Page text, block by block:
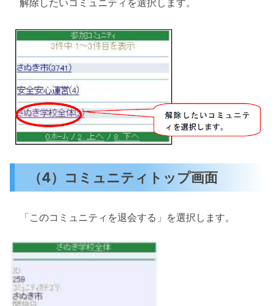
解除したいコミュニティを選択します。
（4）コミュニティトップ画面
「このコミュニティを退会する」を選択します。